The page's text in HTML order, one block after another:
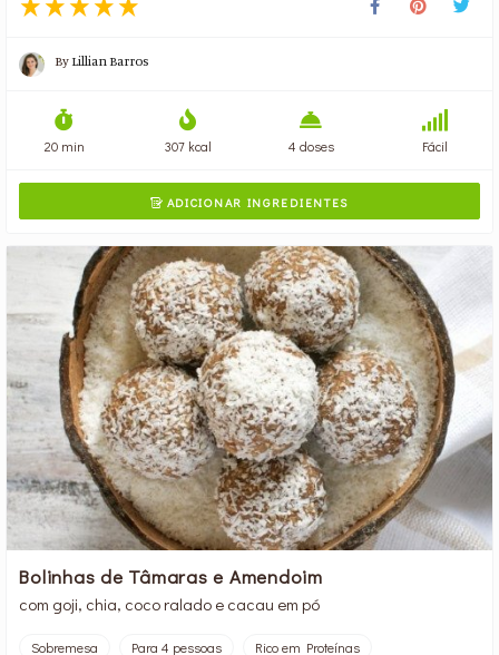
ByLillian Barros
20 min 307 kcal 4 doses Fácil
ADICIONAR INGREDIENTES
Bolinhas de Tâmaras e Amendoim
com goji, chia, coco ralado e cacau em pó
Sobremesa Para 4 pessoas
Rico em Proteínas